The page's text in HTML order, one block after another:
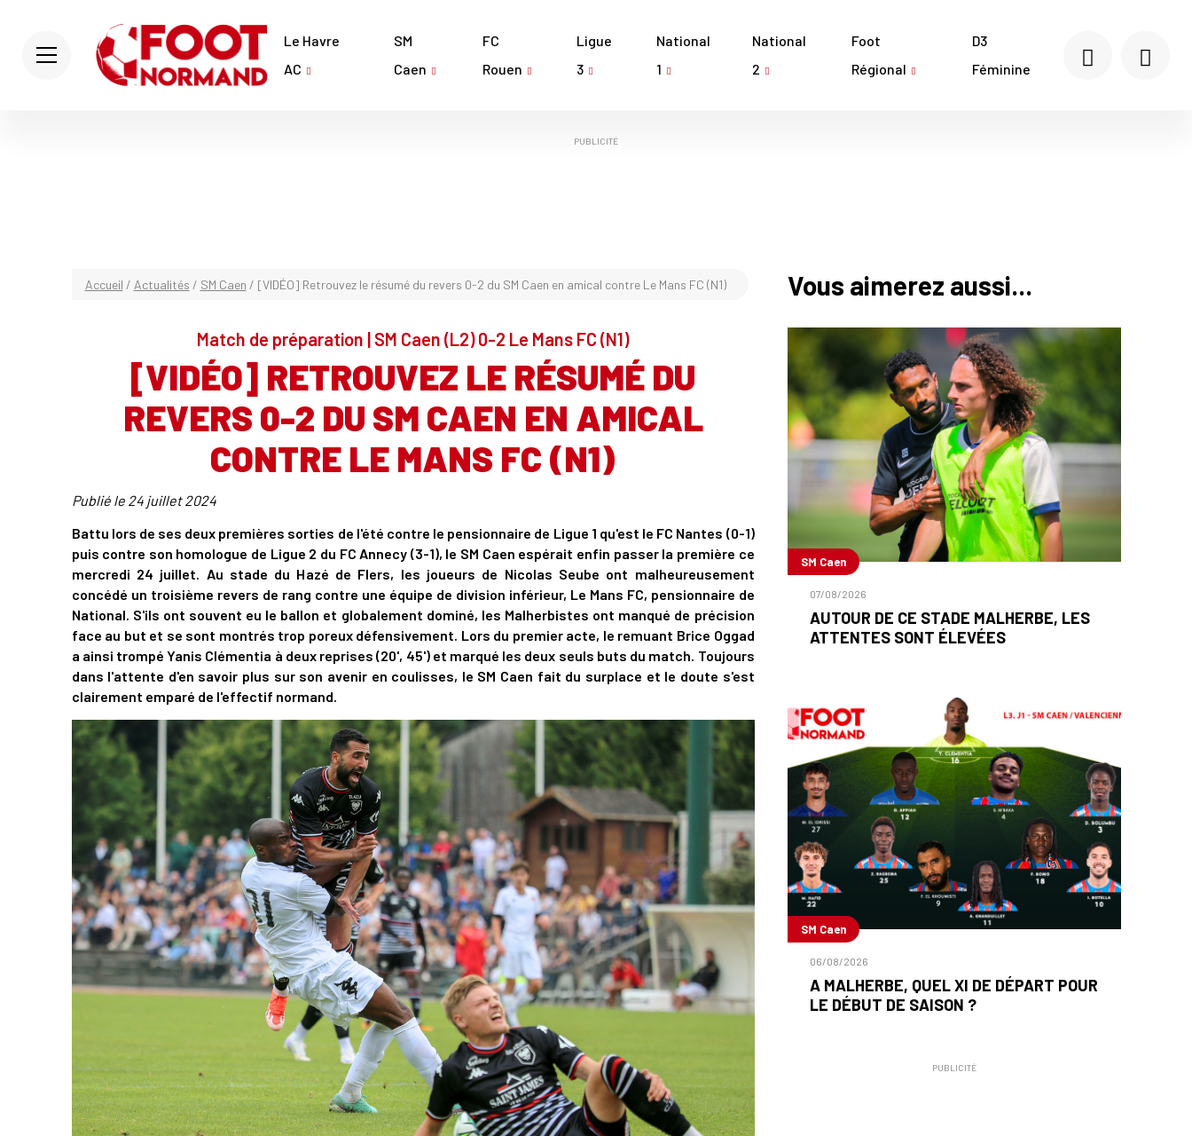
Le Havre
AC
SM
Caen
FC
Rouen
Ligue
3
National
1
National
2
Foot
Régional
D3
Féminine
PUBLICITÉ
Accueil / Actualités / SM Caen / [VIDÉO] Retrouvez le résumé du revers 0-2 du SM Caen en amical contre Le Mans FC (N1)
Match de préparation | SM Caen (L2) 0-2 Le Mans FC (N1)
[VIDÉO] RETROUVEZ LE RÉSUMÉ DU
REVERS 0-2 DU SM CAEN EN AMICAL
CONTRE LE MANS FC (N1)
Publié le 24 juillet 2024
Battu lors de ses deux premières sorties de l'été contre le pensionnaire de Ligue 1 qu'est le FC Nantes (0-1)
puis contre son homologue de Ligue 2 du FC Annecy (3-1), le SM Caen espérait enfin passer la première ce
mercredi 24 juillet. Au stade du Hazé de Flers, les joueurs de Nicolas Seube ont malheureusement
concédé un troisième revers de rang contre une équipe de division inférieur, Le Mans FC, pensionnaire de
National. S'ils ont souvent eu le ballon et globalement dominé, les Malherbistes ont manqué de précision
face au but et se sont montrés trop poreux défensivement. Lors du premier acte, le remuant Brice Oggad
a ainsi trompé Yanis Clémentia à deux reprises (20', 45') et marqué les deux seuls buts du match. Toujours
dans l'attente d'en savoir plus sur son avenir en coulisses, le SM Caen fait du surplace et le doute s'est
clairement emparé de l'effectif normand.
Vous aimerez aussi...
SM Caen
07/08/2026
AUTOUR DE CE STADE MALHERBE, LES
ATTENTES SONT ÉLEVÉES
SM Caen
06/08/2026
A MALHERBE, QUEL XI DE DÉPART POUR
LE DÉBUT DE SAISON ?
PUBLICITÉ